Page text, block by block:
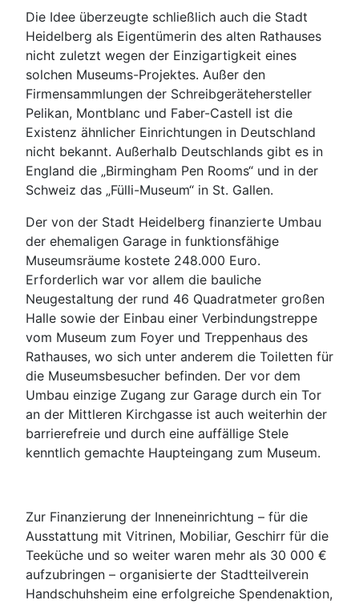
Die Idee überzeugte schließlich auch die Stadt
Heidelberg als Eigentümerin des alten Rathauses
nicht zuletzt wegen der Einzigartigkeit eines
solchen Museums-Projektes. Außer den
Firmensammlungen der Schreibgerätehersteller
Pelikan, Montblanc und Faber-Castell ist die
Existenz ähnlicher Einrichtungen in Deutschland
nicht bekannt. Außerhalb Deutschlands gibt es in
England die „Birmingham Pen Rooms“ und in der
Schweiz das „Fülli-Museum“ in St. Gallen.
Der von der Stadt Heidelberg finanzierte Umbau
der ehemaligen Garage in funktionsfähige
Museumsräume kostete 248.000 Euro.
Erforderlich war vor allem die bauliche
Neugestaltung der rund 46 Quadratmeter großen
Halle sowie der Einbau einer Verbindungstreppe
vom Museum zum Foyer und Treppenhaus des
Rathauses, wo sich unter anderem die Toiletten für
die Museumsbesucher befinden. Der vor dem
Umbau einzige Zugang zur Garage durch ein Tor
an der Mittleren Kirchgasse ist auch weiterhin der
barrierefreie und durch eine auffällige Stele
kenntlich gemachte Haupteingang zum Museum.
Zur Finanzierung der Inneneinrichtung – für die
Ausstattung mit Vitrinen, Mobiliar, Geschirr für die
Teeküche und so weiter waren mehr als 30 000 €
aufzubringen – organisierte der Stadtteilverein
Handschuhsheim eine erfolgreiche Spendenaktion,